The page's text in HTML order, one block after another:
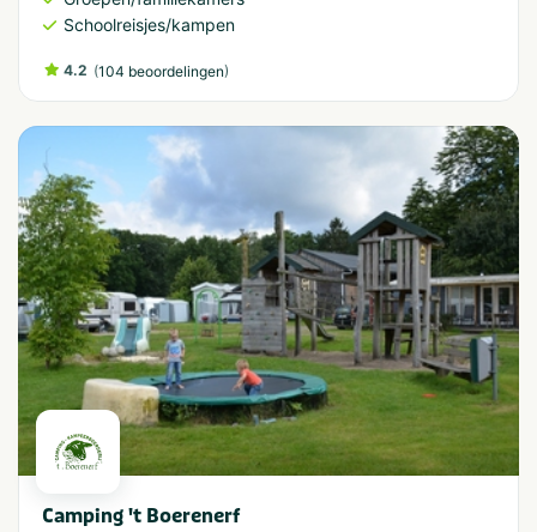
Schoolreisjes/kampen
4.2 (104 beoordelingen)
Camping 't Boerenerf